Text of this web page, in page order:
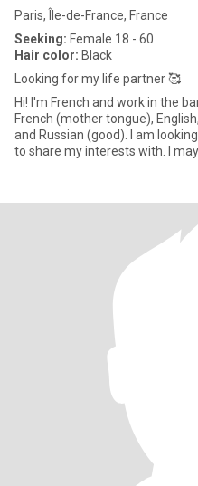
Paris, Île-de-France, France
Seeking: Female 18 - 60
Hair color: Black
Looking for my life partner 🥰
Hi! I'm French and work in the
French (mother tongue),
and Russian (good). I am
to share my interests with. I